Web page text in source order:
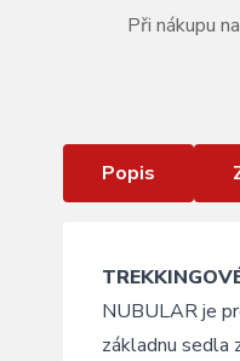
Při nákupu
Popis
NUBULAR je
základnu sedla